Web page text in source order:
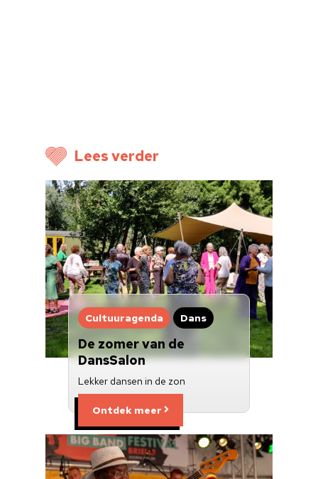
Lees verder
Cultuuragenda Dans
De zomer van de
DansSalon
Lekker dansen in de zon
Ontdek meer
Nieuwsbrief
Doneren